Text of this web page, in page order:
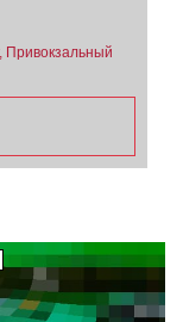
Привокзальный